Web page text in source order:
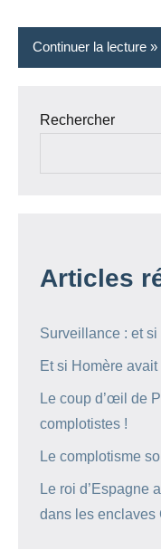
Continuer la lecture
Rechercher
Articles
Surveillance : et
Et si Homère
Le coup d’œil de
complotistes !
Le complotisme
Le roi d’Espagne
dans les enclaves